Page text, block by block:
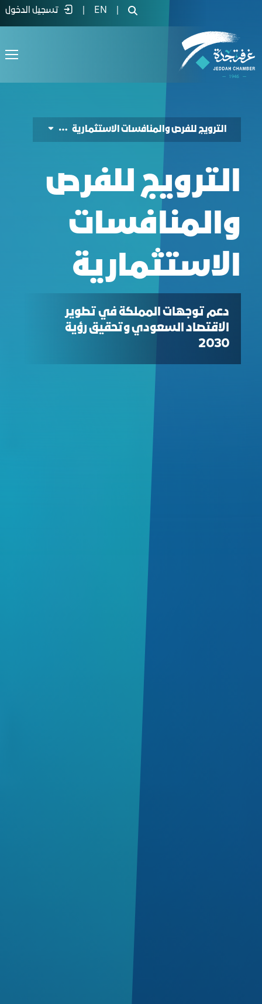
الترويج للفرص والمنافسات الاستثمارية -
EN تسجيل الدخول
الترويج للفرص والمنافسات الاستثمارية
الترويج للفرص
والمنافسات
الاستثمارية
دعم توجهات المملكة في تطوير
الاقتصاد السعودي وتحقيق رؤية
2030